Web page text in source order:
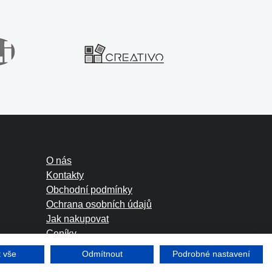
O nás
Kontakty
Obchodní podmínky
Ochrana osobních údajů
Jak nakupovat
Ceníky
Foreign Rights
vše Odmítnout Podrobné nastavení